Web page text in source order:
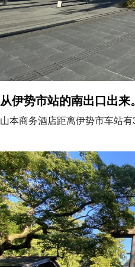
从伊势市站的南出口出来。
山本商务酒店距离伊势市车站有